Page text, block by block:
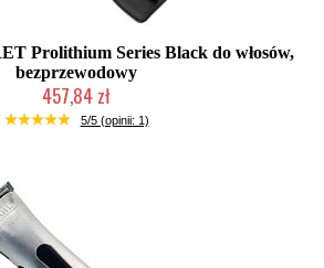
Prolithium Series Black do włosów,
bezprzewodowy
457,84 zł
Duża ilość (wysyłka w 24h)
5/5 (opinii: 1)